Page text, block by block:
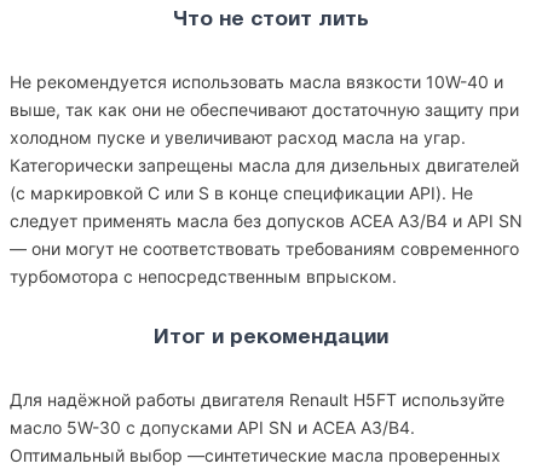
Что не стоит лить
Не рекомендуется использовать масла вязкости 10W-40 и
выше, так как они не обеспечивают достаточную защиту при
холодном пуске и увеличивают расход масла на угар.
Категорически запрещены масла для дизельных двигателей
(с маркировкой C или S в конце спецификации API). Не
следует применять масла без допусков ACEA A3/B4 и API SN
— они могут не соответствовать требованиям современного
турбомотора с непосредственным впрыском.
Итог и рекомендации
Для надёжной работы двигателя Renault H5FT используйте
масло 5W-30 с допусками API SN и ACEA A3/B4.
Оптимальный выбор —синтетические масла проверенных